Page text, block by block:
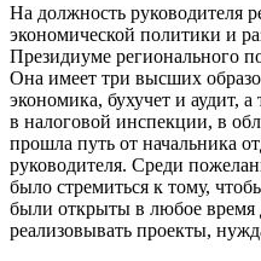
На должность руководителя
экономической политики и
Президиуме регионального
Она имеет три высших
экономика, бухучет и аудит,
в налоговой инспекции, в
прошла путь от начальника
руководителя. Среди
было стремиться к тому,
были открыты в любое время
реализовывать проекты,